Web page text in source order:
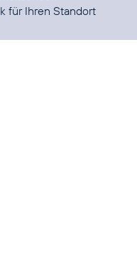
für Ihren Standort